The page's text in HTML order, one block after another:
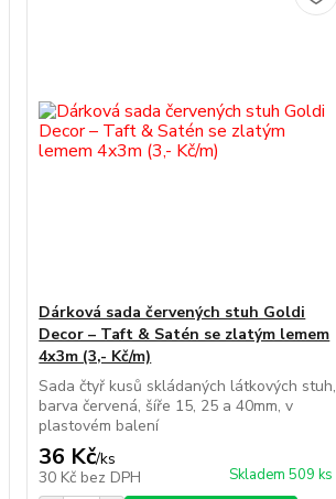
Dárková sada červených stuh Goldi
Decor – Taft & Satén se zlatým lemem
4x3m (3,- Kč/m)
Sada čtyř kusů skládaných látkových stuh,
barva červená, šíře 15, 25 a 40mm, v
plastovém balení
36 Kč/ks
30 Kč bez DPH Skladem 509 ks